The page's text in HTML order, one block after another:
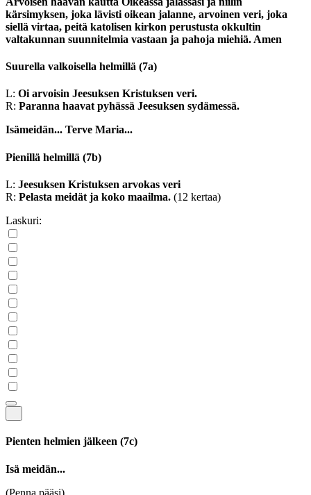
kärsimyksen, joka lävisti oikean jalanne, arvoinen veri, joka
siellä virtaa, peitä katolisen kirkon perustusta okkultin
valtakunnan suunnitelmia vastaan ja pahoja miehiä. Amen
Suurella valkoisella helmillä (7a)
L: Oi arvoisin Jeesuksen Kristuksen veri.
R: Paranna haavat pyhässä Jeesuksen sydämessä.
Isämeidän... Terve Maria...
Pienillä helmillä (7b)
L: Jeesuksen Kristuksen arvokas veri
R: Pelasta meidät ja koko maailma. (12 kertaa)
Laskuri:
Pienten helmien jälkeen (7c)
Isä meidän...
(Penna pääsi)